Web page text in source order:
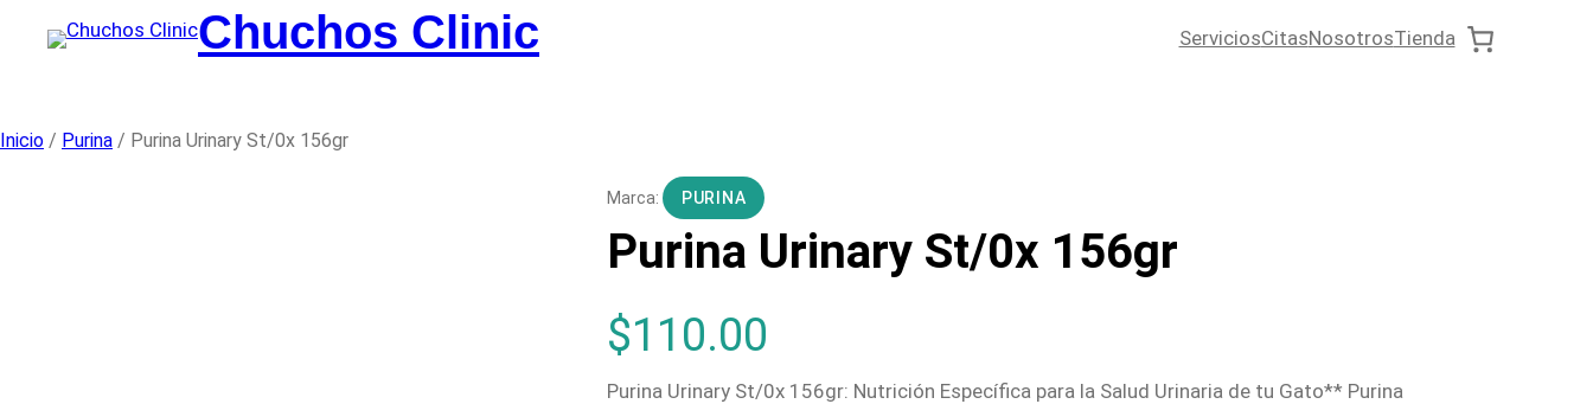
Chuchos Clinic ServiciosCitasNosotrosTienda
Inicio / Purina / Purina Urinary St/0x 156gr
Purina Urinary St/0x 156gr
$110.00
Purina Urinary St/0x 156gr: Nutrición Específica para la Salud Urinaria de tu Gato** Purina
PURINA